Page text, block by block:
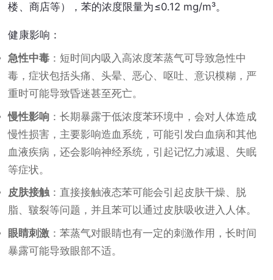
楼、商店等），苯的浓度限量为≤0.12 mg/m³。
健康影响：
急性中毒 ：短时间内吸入高浓度苯蒸气可导致急性中
毒，症状包括头痛、头晕、恶心、呕吐、意识模糊，严
重时可能导致昏迷甚至死亡。
慢性影响 ：长期暴露于低浓度苯环境中，会对人体造成
慢性损害，主要影响造血系统，可能引发白血病和其他
血液疾病，还会影响神经系统，引起记忆力减退、失眠
等症状。
皮肤接触 ：直接接触液态苯可能会引起皮肤干燥、脱
脂、皲裂等问题，并且苯可以通过皮肤吸收进入人体。
眼睛刺激 ：苯蒸气对眼睛也有一定的刺激作用，长时间
暴露可能导致眼部不适。